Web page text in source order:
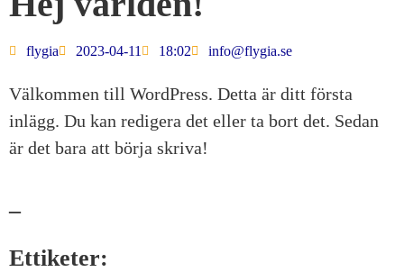
flygia 2023-04-11 18:02 info@flygia.se
Välkommen till WordPress. Detta är ditt första
inlägg. Du kan redigera det eller ta bort det. Sedan
är det bara att börja skriva!
–
Ettiketer: